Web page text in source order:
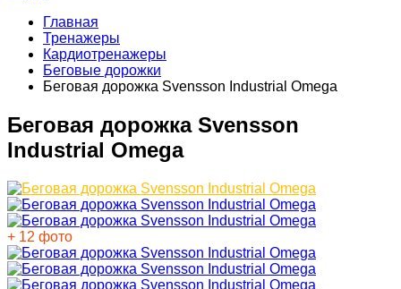
Главная
Тренажеры
Кардиотренажеры
Беговые дорожки
Беговая дорожка Svensson Industrial Omega
Беговая дорожка Svensson
Industrial Omega
+ 12 фото